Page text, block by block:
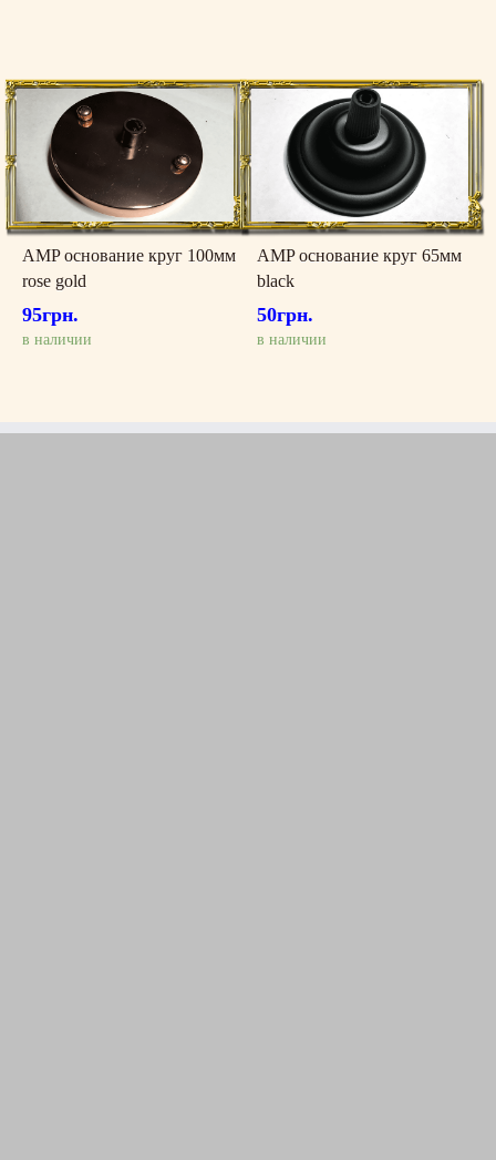
AMP основание круг 100мм
rose gold
95грн.
в наличии
AMP основание круг 65мм
black
50грн.
в наличии